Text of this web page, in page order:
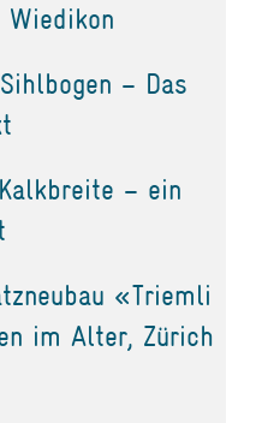
– Das
– ein
«Triemli
im Alter, Zürich